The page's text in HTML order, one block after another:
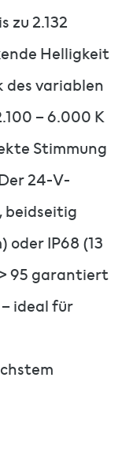
zu 2.132
Helligkeit
des variablen
– 6.000 K
Stimmung
24-V-
beidseitig
oder IP68 (13
95 garantiert
ideal für